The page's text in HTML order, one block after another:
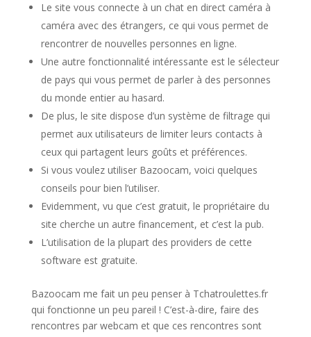
Le site vous connecte à un chat en direct caméra à
caméra avec des étrangers, ce qui vous permet de
rencontrer de nouvelles personnes en ligne.
Une autre fonctionnalité intéressante est le sélecteur
de pays qui vous permet de parler à des personnes
du monde entier au hasard.
De plus, le site dispose d’un système de filtrage qui
permet aux utilisateurs de limiter leurs contacts à
ceux qui partagent leurs goûts et préférences.
Si vous voulez utiliser Bazoocam, voici quelques
conseils pour bien l’utiliser.
Evidemment, vu que c’est gratuit, le propriétaire du
site cherche un autre financement, et c’est la pub.
L’utilisation de la plupart des providers de cette
software est gratuite.
Bazoocam me fait un peu penser à Tchatroulettes.fr
qui fonctionne un peu pareil ! C’est-à-dire, faire des
rencontres par webcam et que ces rencontres sont